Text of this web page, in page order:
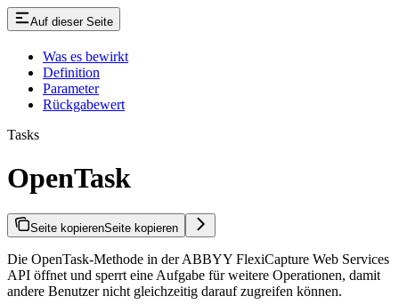
Auf dieser Seite
Was es bewirkt
Definition
Parameter
Rückgabewert
Tasks
OpenTask
Seite kopierenSeite kopieren
Die OpenTask-Methode in der ABBYY FlexiCapture Web Services
API öffnet und sperrt eine Aufgabe für weitere Operationen, damit
andere Benutzer nicht gleichzeitig darauf zugreifen können.